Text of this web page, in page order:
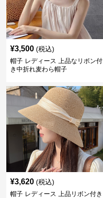
¥3,500 (税込)
帽子 レディース 上品なリボン付
き中折れ麦わら帽子
¥3,620 (税込)
帽子 レディース 上品リボン付き